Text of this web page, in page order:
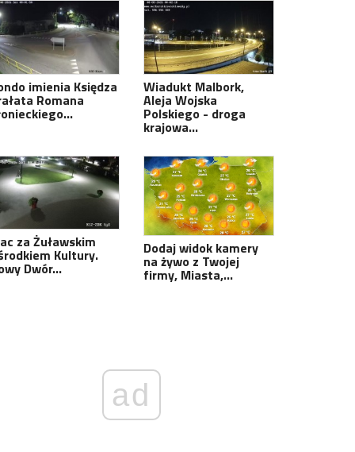
imienia Księdza
Romana
Wiadukt Malbork,
Aleja Wojska
Polskiego - droga
krajowa…
za Żuławskim
Kultury.
Dwór…
Dodaj widok kamery
na żywo z Twojej
firmy, Miasta,…
ad